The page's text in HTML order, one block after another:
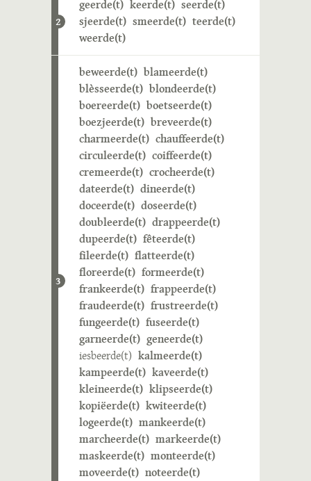
2
geerde(t) keerde(t) seerde(t)
sjeerde(t) smeerde(t) teerde(t)
weerde(t)
3
beweerde(t) blameerde(t)
blèsseerde(t) blondeerde(t)
boereerde(t) boetseerde(t)
boezjeerde(t) breveerde(t)
charmeerde(t) chauffeerde(t)
circuleerde(t) coiffeerde(t)
cremeerde(t) crocheerde(t)
dateerde(t) dineerde(t)
doceerde(t) doseerde(t)
doubleerde(t) drappeerde(t)
dupeerde(t) fêteerde(t)
fileerde(t) flatteerde(t)
floreerde(t) formeerde(t)
frankeerde(t) frappeerde(t)
fraudeerde(t) frustreerde(t)
fungeerde(t) fuseerde(t)
garneerde(t) geneerde(t)
iesbeerde(t) kalmeerde(t)
kampeerde(t) kaveerde(t)
kleineerde(t) klipseerde(t)
kopiëerde(t) kwiteerde(t)
logeerde(t) mankeerde(t)
marcheerde(t) markeerde(t)
maskeerde(t) monteerde(t)
moveerde(t) noteerde(t)